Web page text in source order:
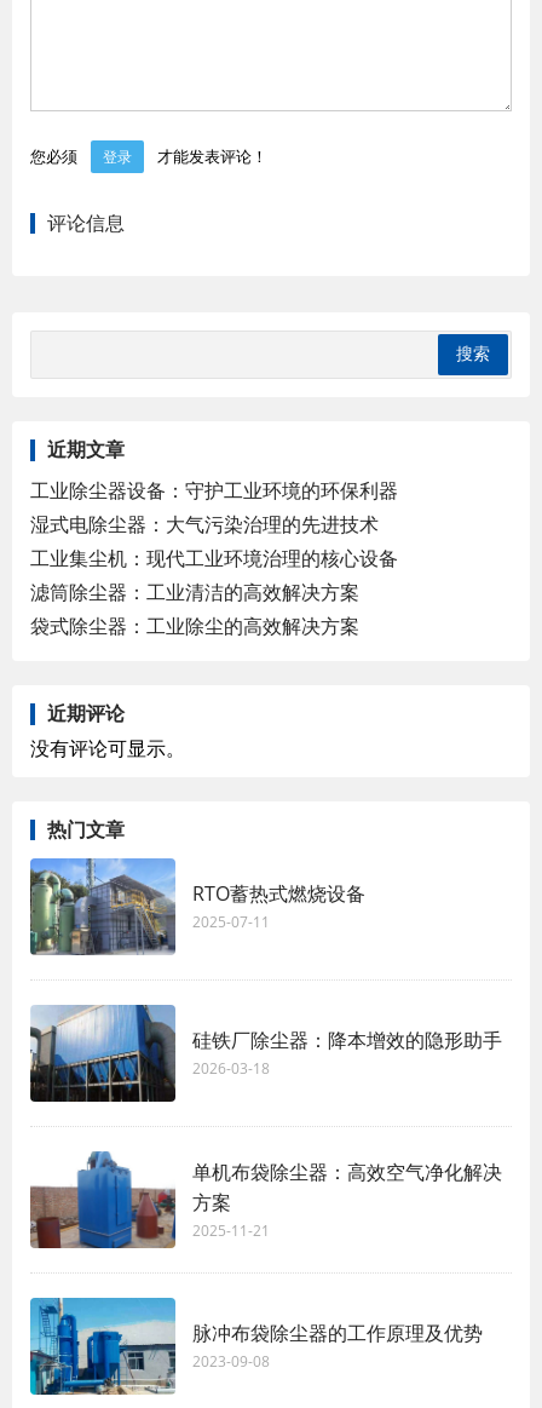
您必须 登录 才能发表评论！
评论信息
近期文章
工业除尘器设备：守护工业环境的环保利器
湿式电除尘器：大气污染治理的先进技术
工业集尘机：现代工业环境治理的核心设备
滤筒除尘器：工业清洁的高效解决方案
袋式除尘器：工业除尘的高效解决方案
近期评论
没有评论可显示。
热门文章
RTO蓄热式燃烧设备
2025-07-11
硅铁厂除尘器：降本增效的隐形助手
2026-03-18
单机布袋除尘器：高效空气净化解决
方案
2025-11-21
脉冲布袋除尘器的工作原理及优势
2023-09-08